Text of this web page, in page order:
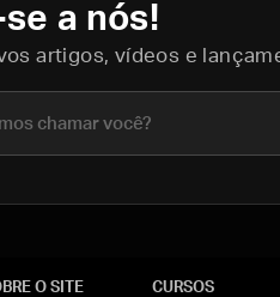
a nós!
artigos, vídeos e
O SITE CURSOS